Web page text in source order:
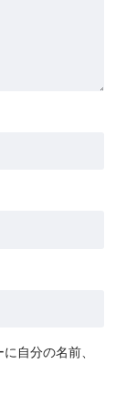
自分の名前、